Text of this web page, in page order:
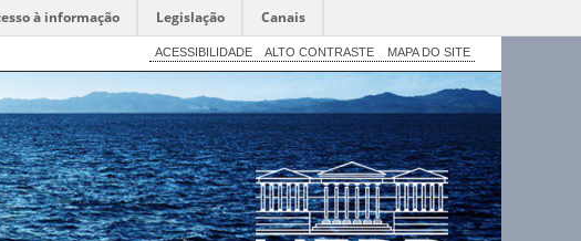
à informação Legislação Canais
ACESSIBILIDADE ALTO CONTRASTE MAPA DO SITE